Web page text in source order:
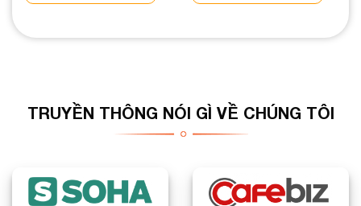
TRUYỀN THÔNG NÓI GÌ VỀ CHÚNG TÔI